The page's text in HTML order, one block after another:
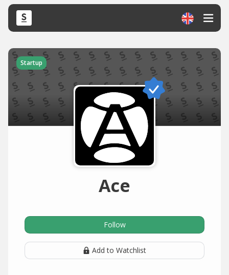
Startup
Ace
Follow
Add to Watchlist